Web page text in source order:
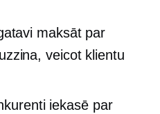
maksāt par
veicot klientu
iekasē par